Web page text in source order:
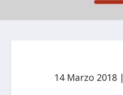
14 Marzo 2018|